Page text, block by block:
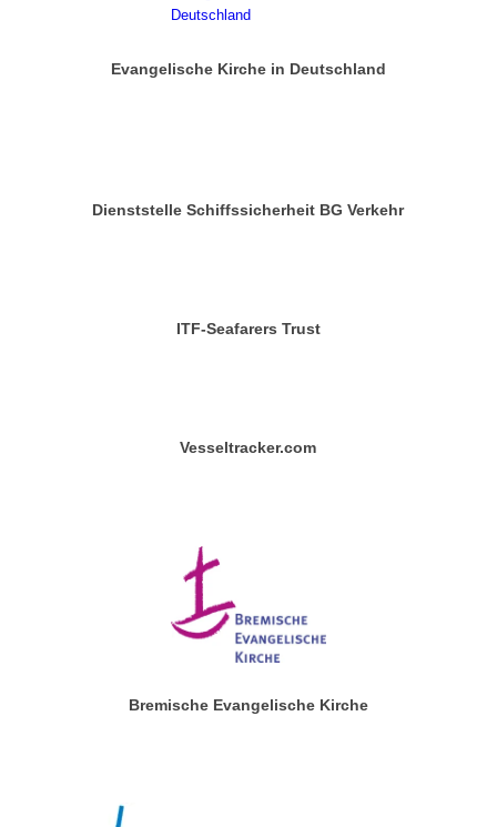
Evangelische Kirche in Deutschland
Dienststelle Schiffssicherheit BG Verkehr
ITF-Seafarers Trust
Vesseltracker.com
Bremische Evangelische Kirche